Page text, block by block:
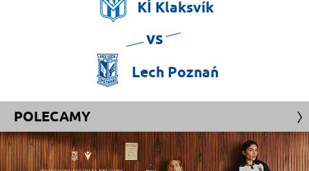
KÍ Klaksvík
vs
Lech Poznań
POLECAMY